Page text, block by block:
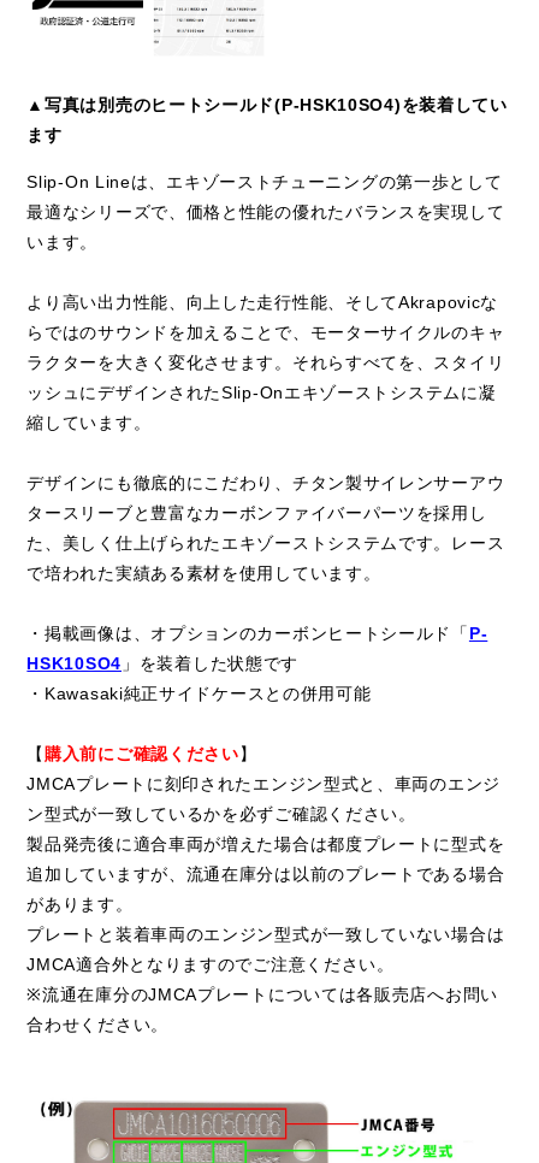
▲写真は別売のヒートシールド(P-HSK10SO4)を装着してい
ます
Slip-On Lineは、エキゾーストチューニングの第一歩として
最適なシリーズで、価格と性能の優れたバランスを実現して
います。
より高い出力性能、向上した走行性能、そしてAkrapovicな
らではのサウンドを加えることで、モーターサイクルのキャ
ラクターを大きく変化させます。それらすべてを、スタイリ
ッシュにデザインされたSlip-Onエキゾーストシステムに凝
縮しています。
デザインにも徹底的にこだわり、チタン製サイレンサーアウ
タースリーブと豊富なカーボンファイバーパーツを採用し
た、美しく仕上げられたエキゾーストシステムです。レース
で培われた実績ある素材を使用しています。
・掲載画像は、オプションのカーボンヒートシールド「 P-
HSK10SO4 」を装着した状態です
・Kawasaki純正サイドケースとの併用可能
【 購入前にご確認ください】
JMCAプレートに刻印されたエンジン型式と、車両のエンジ
ン型式が一致しているかを必ずご確認ください。
製品発売後に適合車両が増えた場合は都度プレートに型式を
追加していますが、流通在庫分は以前のプレートである場合
があります。
プレートと装着車両のエンジン型式が一致していない場合は
JMCA適合外となりますのでご注意ください。
※流通在庫分のJMCAプレートについては各販売店へお問い
合わせください。